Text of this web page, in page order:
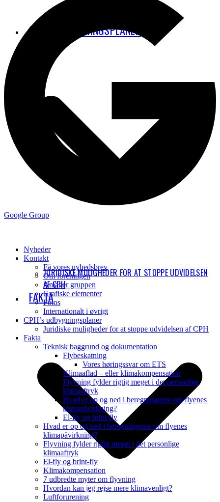
CPH’S UDBYGNINGSPLANER
JURIDISKE MULIGHEDER FOR AT STOPPE UDVIDELSEN
AF CPH
FAKTA
Google Group
Nyheder
Kontakt
Få vores nyhedsbrev
Om foreningen
Amager gruppen
Grafiske elementer
Fotos
Internationalt i øvrigt
CPH’s udbygningsplaner
Juridiske muligheder for at stoppe udvidelsen af CPH
Fakta
Teknisk baggrund og dokumentation
Flybeskatning
Vores høringssvar om ETS
Klimaaflad – eller klimakompensation
Flyvning fylder rigtig meget i det personlige
klimaaftryk
Hvad er op og ned i beregningerne om flyenes
klimapåvirkning?
El-fly og brint-fly
Hvad er op og ned i beregningerne om flyenes
klimapåvirkning?
Flyvning fylder rigtig meget i det personlige
klimaaftryk
El-fly og brint-fly
Klimakompensation
7 udbredte myter om flyvning
Hvordan kan jeg rejse mere klimavenligt?
Luftforurening